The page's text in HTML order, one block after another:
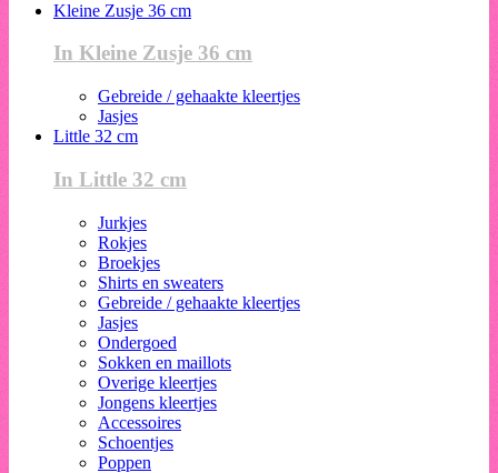
Kleine Zusje 36 cm
In Kleine Zusje 36 cm
Gebreide / gehaakte kleertjes
Jasjes
Little 32 cm
In Little 32 cm
Jurkjes
Rokjes
Broekjes
Shirts en sweaters
Gebreide / gehaakte kleertjes
Jasjes
Ondergoed
Sokken en maillots
Overige kleertjes
Jongens kleertjes
Accessoires
Schoentjes
Poppen